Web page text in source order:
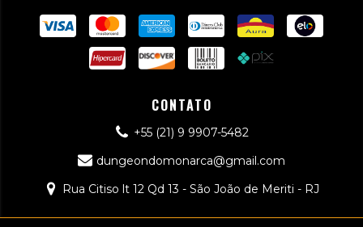
CONTATO
+55 (21) 9 9907-5482
dungeondomonarca@gmail.com
Rua Citiso lt 12 Qd 13 - São João de Meriti - RJ